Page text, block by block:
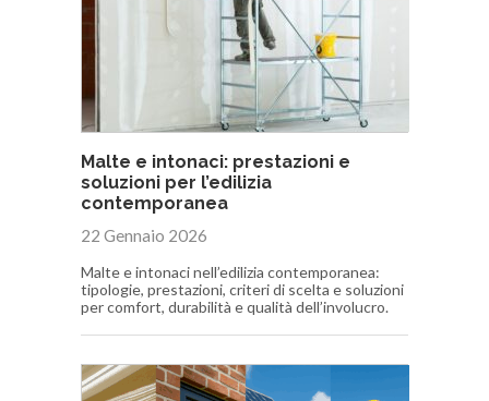
Malte e intonaci: prestazioni e
soluzioni per l’edilizia
contemporanea
22 Gennaio 2026
Malte e intonaci nell’edilizia contemporanea:
tipologie, prestazioni, criteri di scelta e soluzioni
per comfort, durabilità e qualità dell’involucro.